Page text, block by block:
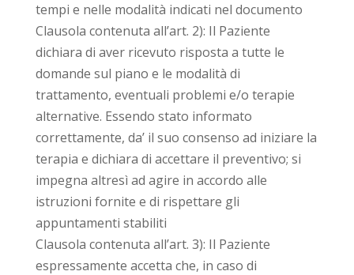
tempi e nelle modalità indicati nel documento
Clausola contenuta all’art. 2): Il Paziente
dichiara di aver ricevuto risposta a tutte le
domande sul piano e le modalità di
trattamento, eventuali problemi e/o terapie
alternative. Essendo stato informato
correttamente, da’ il suo consenso ad iniziare la
terapia e dichiara di accettare il preventivo; si
impegna altresì ad agire in accordo alle
istruzioni fornite e di rispettare gli
appuntamenti stabiliti
Clausola contenuta all’art. 3): Il Paziente
espressamente accetta che, in caso di